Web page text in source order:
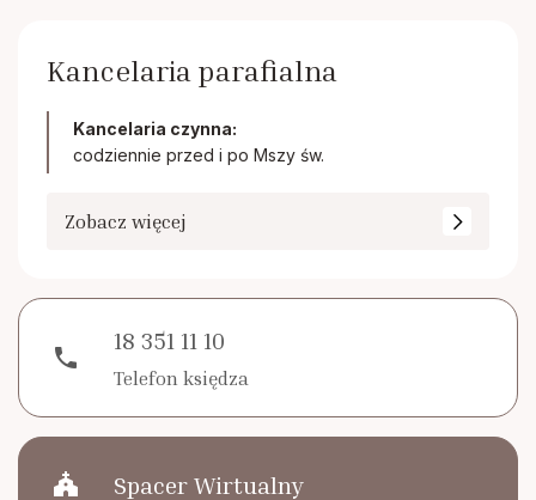
Kancelaria parafialna
Kancelaria czynna:
codziennie przed i po Mszy św.
Zobacz więcej
phone
18 351 11 10
Telefon księdza
church Spacer Wirtualny